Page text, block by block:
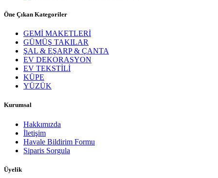
Öne Çıkan Kategoriler
GEMİ MAKETLERİ
GÜMÜŞ TAKILAR
ŞAL & EŞARP & ÇANTA
EV DEKORASYON
EV TEKSTİLİ
KÜPE
YÜZÜK
Kurumsal
Hakkımızda
İletişim
Havale Bildirim Formu
Siparis Sorgula
Üyelik